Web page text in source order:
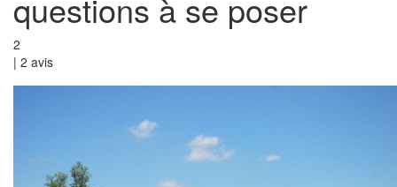
questions à se poser
2
| 2 avis